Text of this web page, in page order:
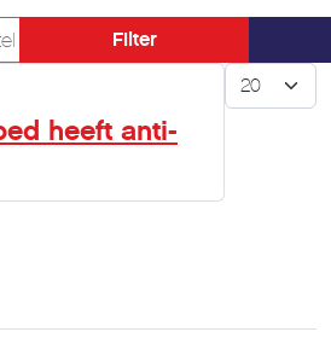
in
Filter
Toon #
heeft anti-